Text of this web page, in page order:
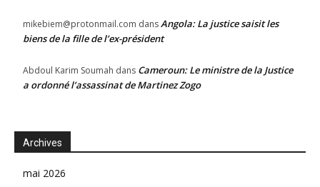
mikebiem@protonmail.com dansAngola: La justice saisit les
biens de la fille de l’ex-président
Abdoul Karim Soumah dans Cameroun: Le ministre de la Justice
a ordonné l’assassinat de Martinez Zogo
Archives
mai 2026